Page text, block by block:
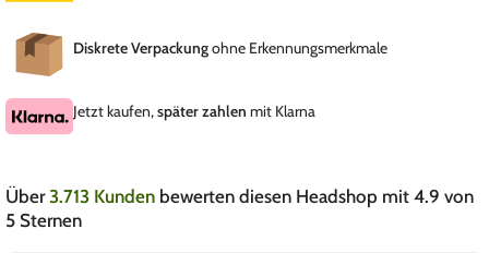
Diskrete Verpackungohne Erkennungsmerkmale
Jetzt kaufen,später zahlen mit Klarna
Über3.713 Kunden bewerten diesen Headshop mit 4.9 von
5 Sternen